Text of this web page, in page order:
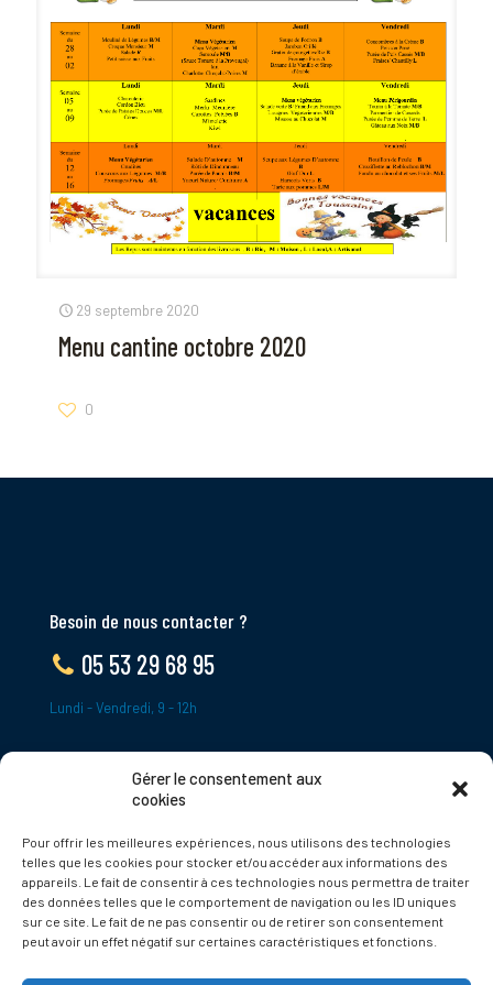
Gérer le consentement aux
cookies
Pour offrir les meilleures expériences, nous utilisons des technologies
telles que les cookies pour stocker et/ou accéder aux informations des
appareils. Le fait de consentir à ces technologies nous permettra de traiter
des données telles que le comportement de navigation ou les ID uniques
sur ce site. Le fait de ne pas consentir ou de retirer son consentement
peut avoir un effet négatif sur certaines caractéristiques et fonctions.
29 septembre 2020
Menu cantine octobre 2020
0
Besoin de nous contacter ?
05 53 29 68 95
Lundi - Vendredi, 9 - 12h
24620 Tamniès
France
Politique de cookies